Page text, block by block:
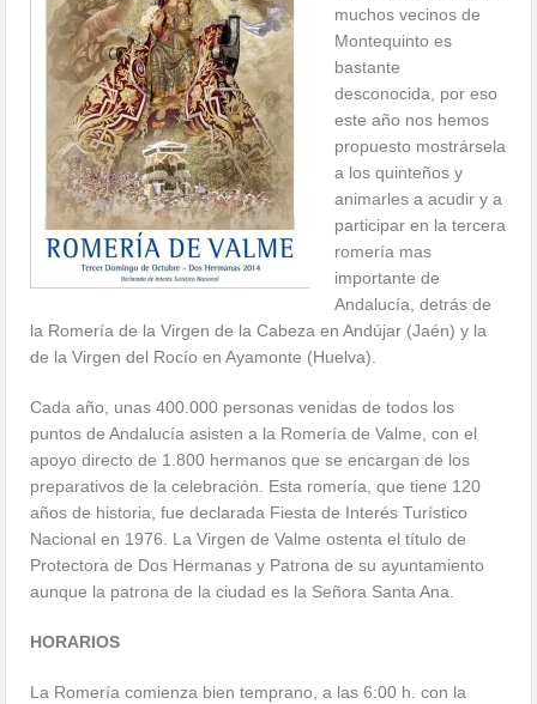
muchos vecinos de
Montequinto es
bastante
desconocida, por eso
este año nos hemos
propuesto mostrársela
a los quinteños y
animarles a acudir y a
participar en la tercera
romería mas
importante de
Andalucía, detrás de
la Romería de la Virgen de la Cabeza en Andújar (Jaén) y la
de la Virgen del Rocío en Ayamonte (Huelva).
Cada año, unas 400.000 personas venidas de todos los
puntos de Andalucía asisten a la Romería de Valme, con el
apoyo directo de 1.800 hermanos que se encargan de los
preparativos de la celebración. Esta romería, que tiene 120
años de historia, fue declarada Fiesta de Interés Turístico
Nacional en 1976. La Virgen de Valme ostenta el título de
Protectora de Dos Hermanas y Patrona de su ayuntamiento
aunque la patrona de la ciudad es la Señora Santa Ana.
HORARIOS
La Romería comienza bien temprano, a las 6:00 h. con la